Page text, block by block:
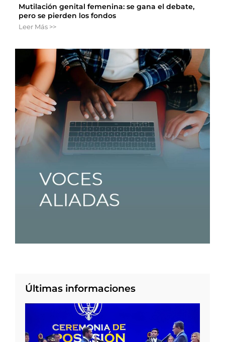
Mutilación genital femenina: se gana el debate,
pero se pierden los fondos
Leer Más >>
Últimas informaciones